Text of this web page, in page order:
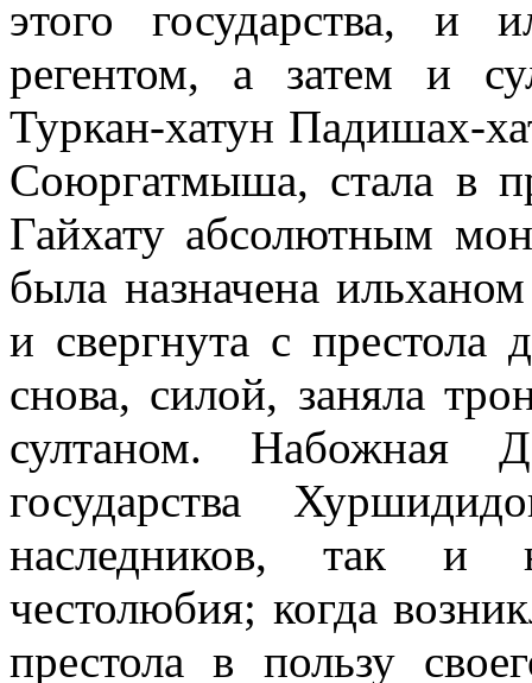
этого государства, и
регентом, а затем и
Туркан-хатун Падишах-
Союргатмыша, стала в
Гайхату абсолютным
была назначена
и свергнута с
снова, силой, заняла
султаном. Набожная
государства
наследников, так и
честолюбия; когда
престола в пользу